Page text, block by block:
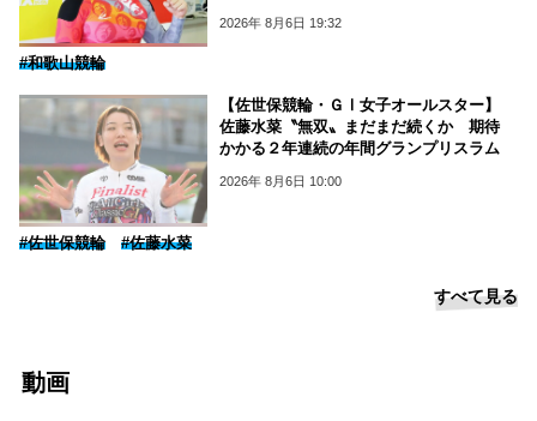
2026年 8月6日 19:32
#和歌山競輪
【佐世保競輪・ＧⅠ女子オールスター】
佐藤水菜〝無双〟まだまだ続くか 期待
かかる２年連続の年間グランプリスラム
2026年 8月6日 10:00
#佐世保競輪 #佐藤水菜
すべて見る
動画